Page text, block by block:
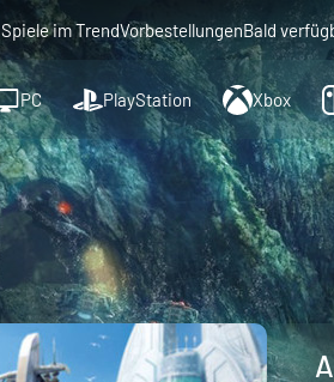
Spiele im TrendVorbestellungenBald
PC PlayStation Xbox